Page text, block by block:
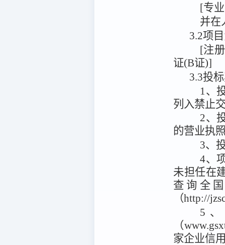
[专
并在
3.2项
[注
证(B证)]
3.3投
1、
列入禁止
2、
的营业执
3、
4、
未担任在
查询全
（http://
5
（
家企业信